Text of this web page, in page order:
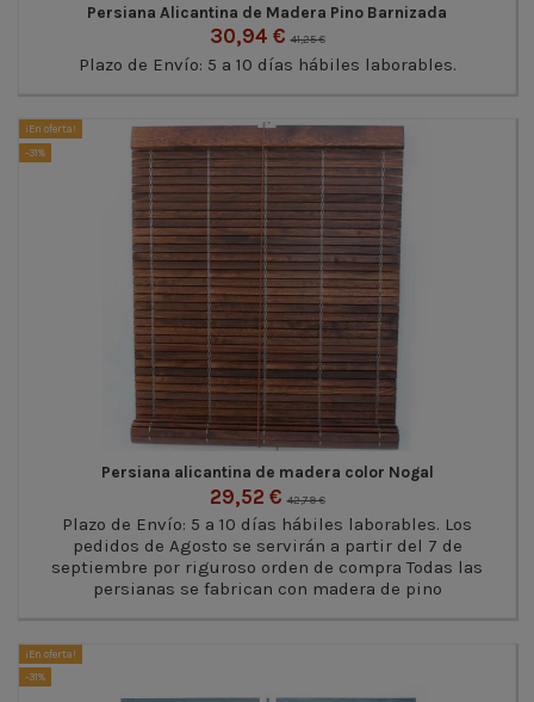
Persiana Alicantina de Madera Pino Barnizada
30,94 €41,25 €
Plazo de Envío: 5 a 10 días hábiles laborables.
¡En oferta!
-31%
Persiana alicantina de madera color Nogal
29,52 €42,79 €
Plazo de Envío: 5 a 10 días hábiles laborables. Los
pedidos de Agosto se servirán a partir del 7 de
septiembre por riguroso orden de compra Todas las
persianas se fabrican con madera de pino
¡En oferta!
-31%